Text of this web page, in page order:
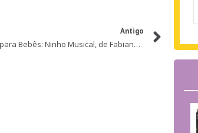
Antigo
Espetáculo Teatro para Bebês: Ninho Musical, de Fabiana Godoy, abre duas novas datas em SP